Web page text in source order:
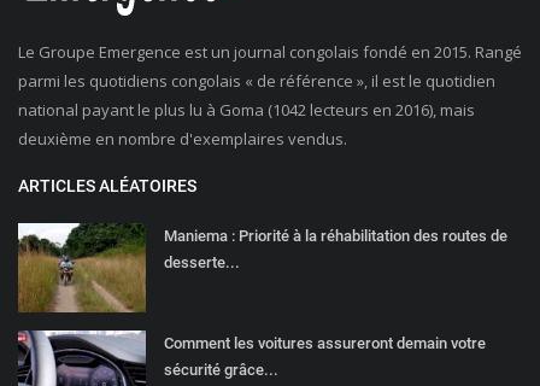
Le Groupe Emergence est un journal congolais fondé en 2015. Rangé
parmi les quotidiens congolais « de référence », il est le quotidien
national payant le plus lu à Goma (1042 lecteurs en 2016), mais
deuxième en nombre d'exemplaires vendus.
ARTICLES ALÉATOIRES
Maniema : Priorité à la réhabilitation des routes de
desserte...
Comment les voitures assureront demain votre
sécurité grâce...